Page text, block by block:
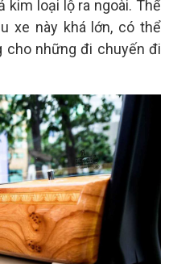
kim loại lộ ra ngoài. Thể
xe này khá lớn, có thể
cho những đi chuyến đi